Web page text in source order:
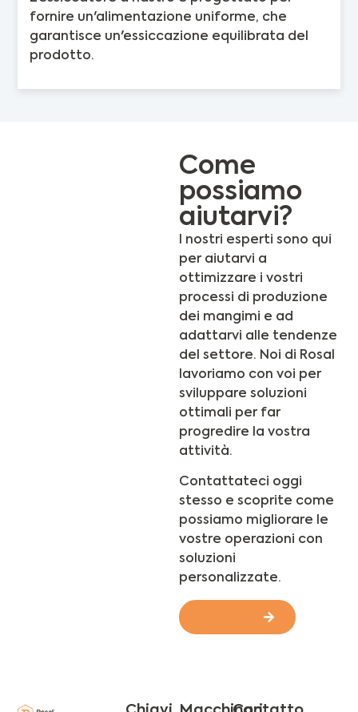
fornire un'alimentazione uniforme, che
garantisce un'essiccazione equilibrata del
prodotto.
Come
possiamo
aiutarvi?
I nostri esperti sono qui
per aiutarvi a
ottimizzare i vostri
processi di produzione
dei mangimi e ad
adattarvi alle tendenze
del settore. Noi di Rosal
lavoriamo con voi per
sviluppare soluzioni
ottimali per far
progredire la vostra
attività.
Contattateci oggi
stesso e scoprite come
possiamo migliorare le
vostre operazioni con
soluzioni
personalizzate.